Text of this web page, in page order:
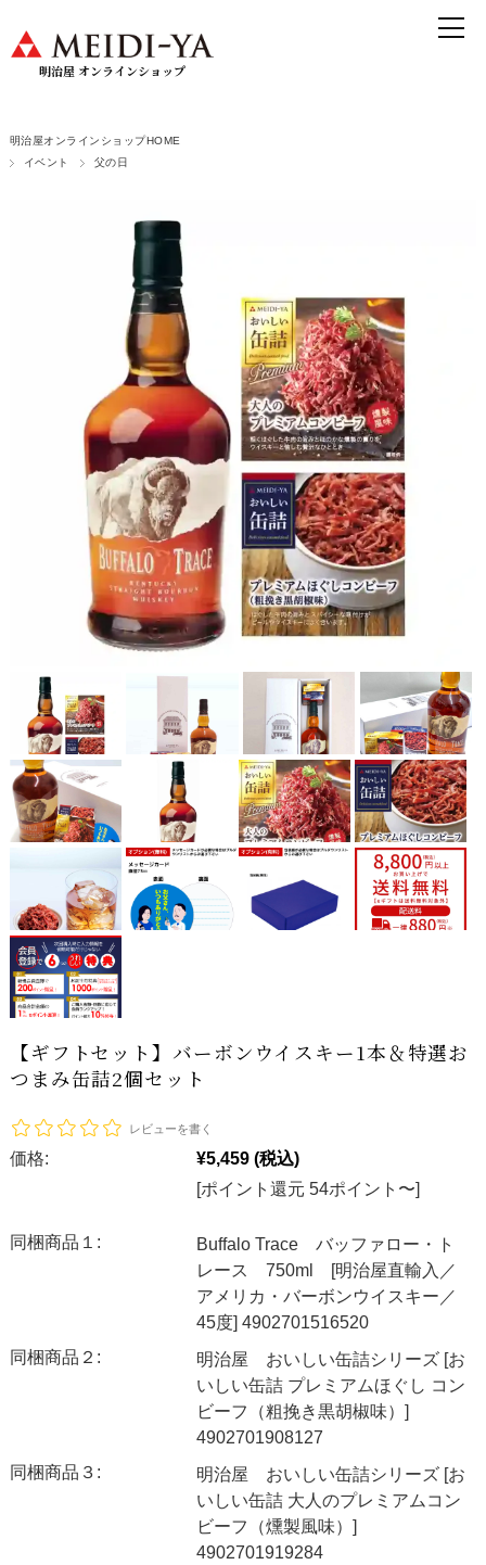
明治屋 オンラインショップ
明治屋オンラインショップHOME
イベント
父の日
【ギフトセット】バーボンウイスキー1本＆特選お
つまみ缶詰2個セット
レビューを書く
価格: ¥5,459 (税込)
[ポイント還元 54ポイント〜]
同梱商品１:
Buffalo Trace バッファロー・ト
レース 750ml [明治屋直輸入／
アメリカ・バーボンウイスキー／
45度] 4902701516520
同梱商品２:
明治屋 おいしい缶詰シリーズ [お
いしい缶詰 プレミアムほぐし コン
ビーフ（粗挽き黒胡椒味）]
4902701908127
同梱商品３:
明治屋 おいしい缶詰シリーズ [お
いしい缶詰 大人のプレミアムコン
ビーフ（燻製風味）]
4902701919284